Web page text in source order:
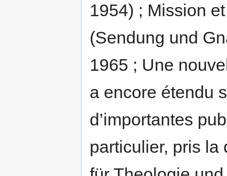
1954) ; Mission
(Sendung und
1965 ; Une
a encore étendu
d’importantes
particulier, pris la